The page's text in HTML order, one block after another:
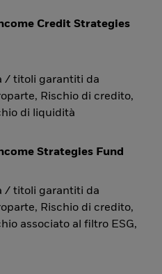
Credit Strategies
/ titoli garantiti da
Rischio di credito,
di liquidità
Strategies Fund
/ titoli garantiti da
Rischio di credito,
associato al filtro ESG,